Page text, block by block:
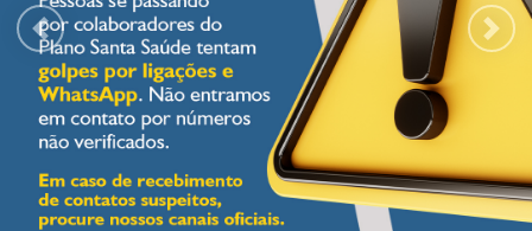
Previous Next